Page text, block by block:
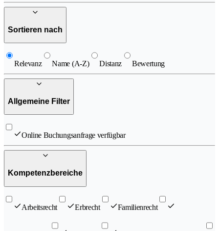
Sortieren nach
Relevanz Name (A-Z) Distanz Bewertung
Allgemeine Filter
Online Buchungsanfrage verfügbar
Kompetenzbereiche
Arbeitsrecht Erbrecht Familienrecht